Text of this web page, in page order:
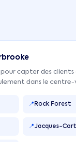
capter des clients
dans le centre-
📍 Rock Forest
📍Jacques-